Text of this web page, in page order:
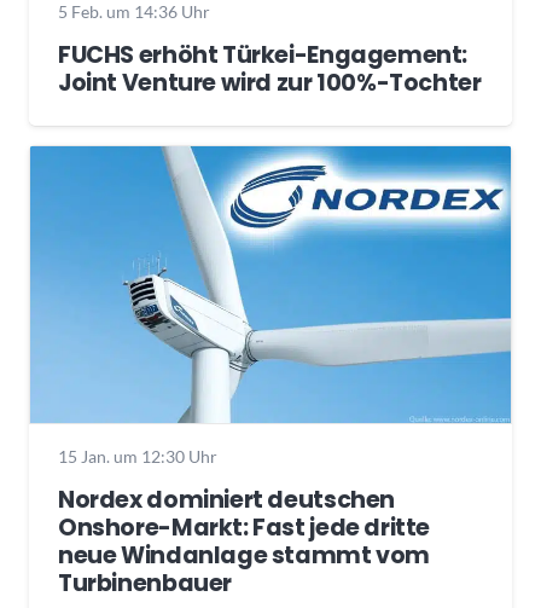
5 Feb. um 14:36 Uhr
FUCHS erhöht Türkei-Engagement:
Joint Venture wird zur 100%-Tochter
15 Jan. um 12:30 Uhr
Nordex dominiert deutschen
Onshore-Markt: Fast jede dritte
neue Windanlage stammt vom
Turbinenbauer